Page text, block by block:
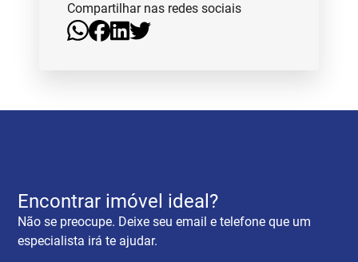
Compartilhar nas redes sociais
Encontrar imóvel ideal?
Não se preocupe. Deixe seu email e telefone que um
especialista irá te ajudar.